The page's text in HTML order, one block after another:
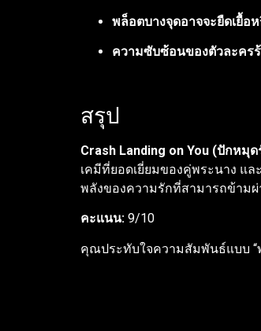
พล็อตบางจุดอาจจะยืดเยื้อ
ความซับซ้อนของตัวละคร
สรุป
Crash Landing on You (ปักหมุ
เคมีที่ยอดเยี่ยมของคู่พระนาง แ
พลังของความรักที่สามารถข้าม
คะแนน: 9/10
คุณประทับใจความสัมพันธ์แบบ “